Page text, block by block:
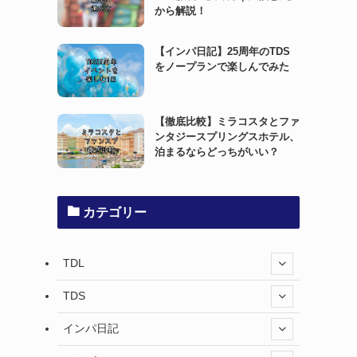
から解説！
【インパ日記】25周年のTDS
をノープランで楽しんでみた
【徹底比較】ミラコスタとファ
ンタジースプリングスホテル、
泊まるならどっちがいい？
カテゴリー
TDL
TDS
インパ日記